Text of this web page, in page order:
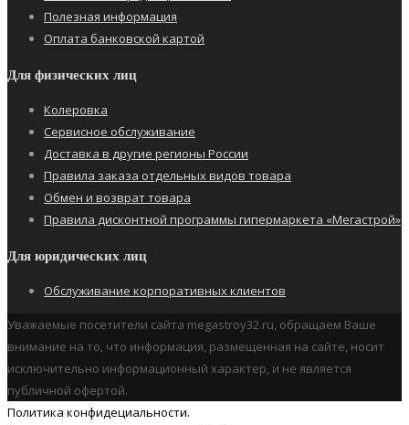
Полезная информация
Оплата банковской картой
Для физических лиц
Колеровка
Сервисное обслуживание
Доставка в другие регионы России
Правила заказа отдельных видов товара
Обмен и возврат товара
Правила дисконтной программы гипермаркета «Мегастрой»
Для юридических лиц
Обслуживание корпоративных клиентов
Уважаемые посетители сайта megastroy32.ru, обращаем Ваше
внимание на то, что информация, размещенная на сайте, носит
исключительно информационный характер, и не является
публичной офертой.
Политика конфидециальности.